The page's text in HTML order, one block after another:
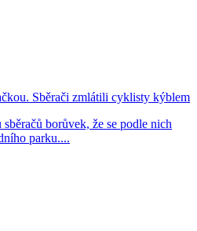
Sběrači zmlátili cyklisty kýblem
borůvek, že se podle nich
parku....